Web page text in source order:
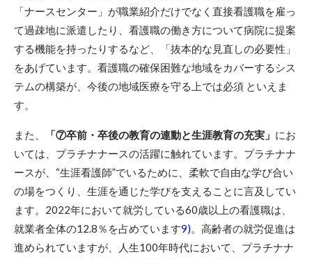
「ナースセンター」が職業紹介だけでなく直接看護職を雇っ
て過疎地に派遣したり、看護職の働き方について病院に提案
する機能を持ったりするなど、「抜本的な見直しの必要性」
をあげています。看護職の確保困難な地域をカバーするシス
テムの構築が、今後の地域医療を守る上では必須 といえま
す。
また、 「⑦卒前・卒後の教育の連動と生涯教育の充実」 にお
いては、プラチナナースの活躍に触れています。プラチナナ
ースが、“生涯看護師”でいるために、柔軟で自由な学び合い
の場をつくり、生涯を通じた学びを支えることに言及してい
ます。2022年において就労している60歳以上の看護職は、
就業者全体の12.8％を占めています9)。高齢者の就労促進は
進められていますが、人生100年時代において、プラチナナ